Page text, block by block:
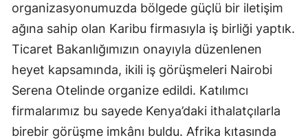
organizasyonumuzda bölgede güçlü bir iletişim
ağına sahip olan Karibu firmasıyla iş birliği yaptık.
Ticaret Bakanlığımızın onayıyla düzenlenen
heyet kapsamında, ikili iş görüşmeleri Nairobi
Serena Otelinde organize edildi. Katılımcı
firmalarımız bu sayede Kenya’daki ithalatçılarla
birebir görüşme imkânı buldu. Afrika kıtasında